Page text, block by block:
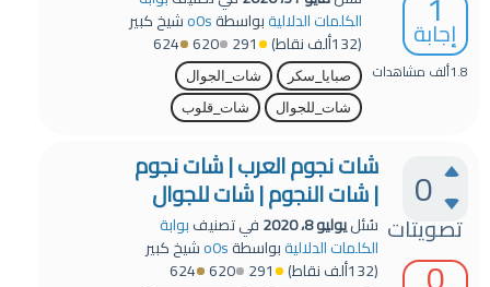
إجابة
1.8ألف مشاهدات
الكلمات الدلاليةبواسطةo0sشيخ كبير
(132ألف نقاط) 291
620
624
صبايا_سكر
شات_الجوال
شات_للجوال
شات_قلوب
0
تصويتات
شات نجوم العرب | شات نجوم
| شات النجوم | شات للجوال
سُئليوليو 8، 2020 في تصنيفبوابة
الكلمات الدلاليةبواسطةo0sشيخ كبير
(132ألف نقاط) 291
620
624